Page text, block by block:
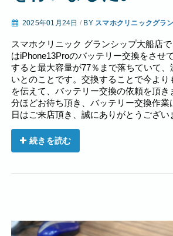
2025年01月24日 / BY スマホクリニックグラ
スマホクリニック グランシップ大船店
はiPhone13Proのバッテリー交換をさせ
すると最大容量が77％まで落ちていて
いとのことです。交換することで今より
を伝えて、バッテリー交換の依頼を頂き
分ほどお待ち頂き、バッテリー交換作業
日はご来店頂き、誠にありがとうござい
続きを読む